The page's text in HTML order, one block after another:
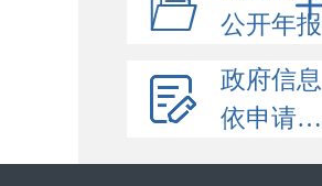
公开年报
政府信息
依申请公开